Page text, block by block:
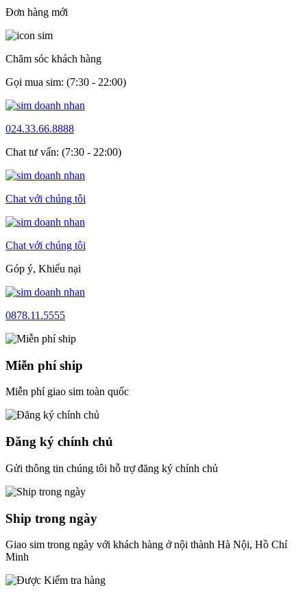
Đơn hàng mới
Chăm sóc khách hàng
Gọi mua sim: (7:30 - 22:00)
024.33.66.8888
Chat tư vấn: (7:30 - 22:00)
Chat với chúng tôi
Chat với chúng tôi
Góp ý, Khiếu nại
0878.11.5555
Miễn phí ship
Miễn phí giao sim toàn quốc
Đăng ký chính chủ
Gửi thông tin chúng tôi hỗ trợ đăng ký chính chủ
Ship trong ngày
Giao sim trong ngày với khách hàng ở nội thành Hà Nội, Hồ Chí
Minh